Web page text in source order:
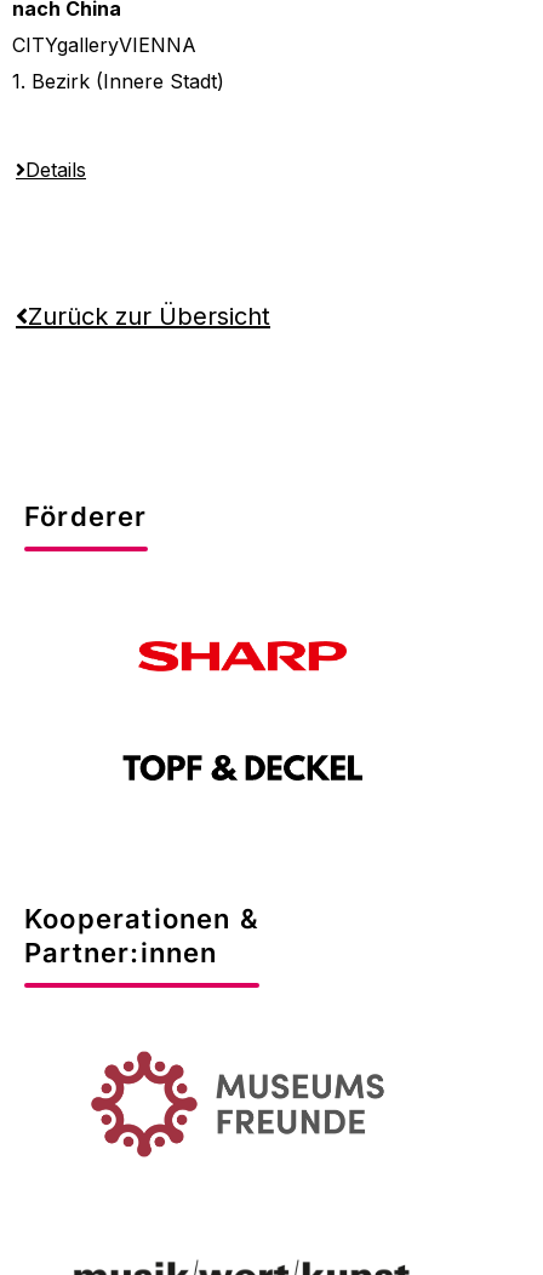
nach China
CITYgalleryVIENNA
1. Bezirk (Innere Stadt)
Details
Zurück zur Übersicht
Förderer
Kooperationen &
Partner:innen